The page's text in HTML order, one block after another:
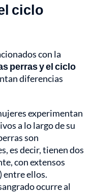
ciclo
con la
perras y el ciclo
diferencias
experimentan
a lo largo de su
son
es decir, tienen dos
con extensos
entre ellos.
ocurre al